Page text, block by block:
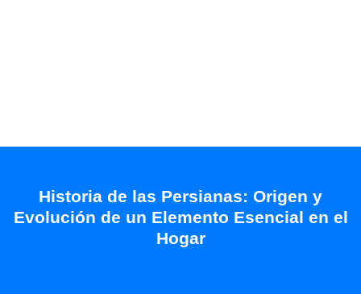
Historia de las Persianas: Origen y
Evolución de un Elemento Esencial en el
Hogar